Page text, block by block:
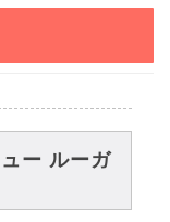
ー ルーガ